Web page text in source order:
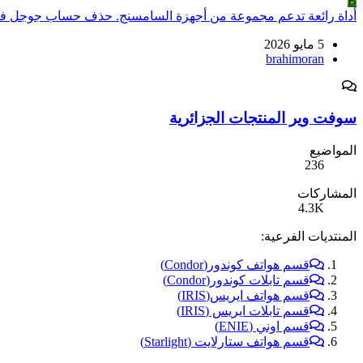
أداة رائعة تدعم مجموعة من أجهزة السامسنج. حذف حساب جوجل
5 مايو 2026
brahimoran
سوفت وير المنتجات الجزائرية
المواضيع
236
المشاركات
4.3K
المنتديات الفرعية:
قسم هواتف كوندور(Condor)
قسم تابلات كوندور(Condor)
قسم هواتف ايريس(IRIS)
قسم تابلات ايريس (IRIS)
قسم اوني (ENIE)
قسم هواتف ستارلايت (Starlight)